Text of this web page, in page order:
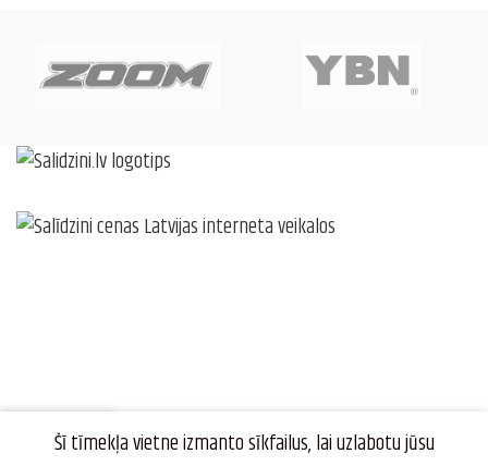
Šī tīmekļa vietne izmanto sīkfailus, lai uzlabotu jūsu
FavorītiGrozsProfils